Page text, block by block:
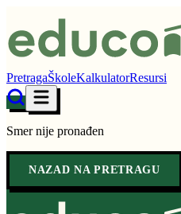
PretragaŠkoleKalkulatorResursi
Smer nije pronađen
NAZAD NA PRETRAGU